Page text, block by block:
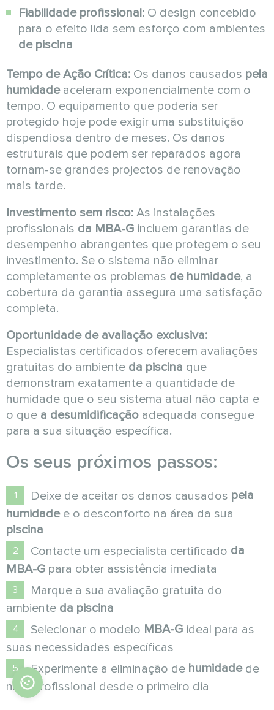
Fiabilidade profissional: O design concebido
para o efeito lida sem esforço com ambientes
de piscina
Tempo de Ação Crítica: Os danos causados pela
humidadeaceleram exponencialmente com o
tempo. O equipamento que poderia ser
protegido hoje pode exigir uma substituição
dispendiosa dentro de meses. Os danos
estruturais que podem ser reparados agora
tornam-se grandes projectos de renovação
mais tarde.
Investimento sem risco: As instalações
profissionais da MBA-G incluem garantias de
desempenho abrangentes que protegem o seu
investimento. Se o sistema não eliminar
completamente os problemas de humidade, a
cobertura da garantia assegura uma satisfação
completa.
Oportunidade de avaliação exclusiva:
Especialistas certificados oferecem avaliações
gratuitas do ambiente da piscina que
demonstram exatamente a quantidade de
humidade que o seu sistema atual não capta e
o que a desumidificação adequada consegue
para a sua situação específica.
Os seus próximos passos:
Deixe de aceitar os danos causados pela
humidadee o desconforto na área da sua
piscina
Contacte um especialista certificado da
MBA-G para obter assistência imediata
Marque a sua avaliação gratuita do
ambiente da piscina
Selecionar o modelo MBA-G ideal para as
suas necessidades específicas
Experimente a eliminação de humidadede
nível profissional desde o primeiro dia